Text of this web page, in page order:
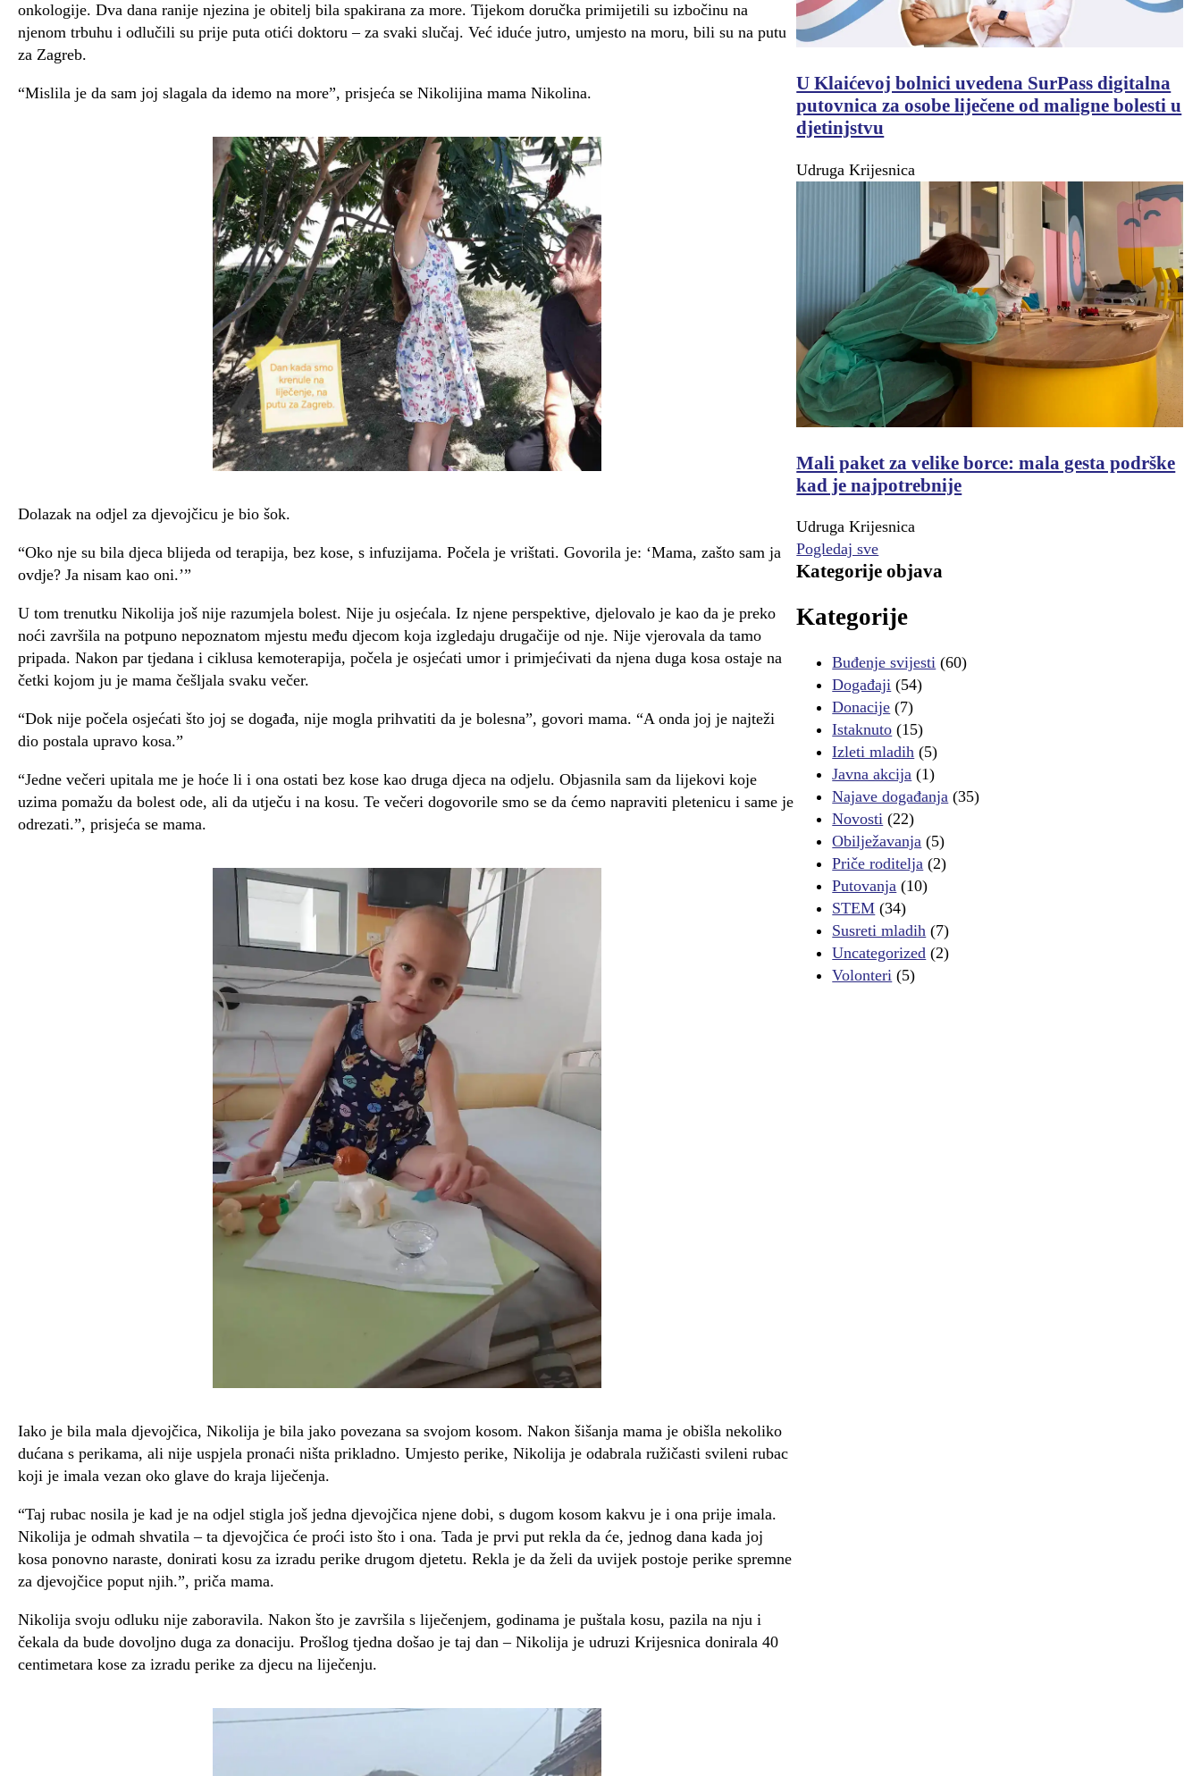
onkologije. Dva dana ranije njezina je obitelj bila spakirana za more. Tijekom doručka primijetili su izbočinu na
njenom trbuhu i odlučili su prije puta otići doktoru – za svaki slučaj. Već iduće jutro, umjesto na moru, bili su na putu
za Zagreb.
“Mislila je da sam joj slagala da idemo na more”, prisjeća se Nikolijina mama Nikolina.
Dolazak na odjel za djevojčicu je bio šok.
“Oko nje su bila djeca blijeda od terapija, bez kose, s infuzijama. Počela je vrištati. Govorila je: ‘Mama, zašto sam ja
ovdje? Ja nisam kao oni.’”
U tom trenutku Nikolija još nije razumjela bolest. Nije ju osjećala. Iz njene perspektive, djelovalo je kao da je preko
noći završila na potpuno nepoznatom mjestu među djecom koja izgledaju drugačije od nje. Nije vjerovala da tamo
pripada. Nakon par tjedana i ciklusa kemoterapija, počela je osjećati umor i primjećivati da njena duga kosa ostaje na
četki kojom ju je mama češljala svaku večer.
“Dok nije počela osjećati što joj se događa, nije mogla prihvatiti da je bolesna”, govori mama. “A onda joj je najteži
dio postala upravo kosa.”
“Jedne večeri upitala me je hoće li i ona ostati bez kose kao druga djeca na odjelu. Objasnila sam da lijekovi koje
uzima pomažu da bolest ode, ali da utječu i na kosu. Te večeri dogovorile smo se da ćemo napraviti pletenicu i same je
odrezati.”, prisjeća se mama.
Iako je bila mala djevojčica, Nikolija je bila jako povezana sa svojom kosom. Nakon šišanja mama je obišla nekoliko
dućana s perikama, ali nije uspjela pronaći ništa prikladno. Umjesto perike, Nikolija je odabrala ružičasti svileni rubac
koji je imala vezan oko glave do kraja liječenja.
“Taj rubac nosila je kad je na odjel stigla još jedna djevojčica njene dobi, s dugom kosom kakvu je i ona prije imala.
Nikolija je odmah shvatila – ta djevojčica će proći isto što i ona. Tada je prvi put rekla da će, jednog dana kada joj
kosa ponovno naraste, donirati kosu za izradu perike drugom djetetu. Rekla je da želi da uvijek postoje perike spremne
za djevojčice poput njih.”, priča mama.
Nikolija svoju odluku nije zaboravila. Nakon što je završila s liječenjem, godinama je puštala kosu, pazila na nju i
čekala da bude dovoljno duga za donaciju. Prošlog tjedna došao je taj dan – Nikolija je udruzi Krijesnica donirala 40
centimetara kose za izradu perike za djecu na liječenju.
U Klaićevoj bolnici uvedena SurPass digitalna
putovnica za osobe liječene od maligne bolesti u
djetinjstvu
Udruga Krijesnica
Mali paket za velike borce: mala gesta podrške
kad je najpotrebnije
Udruga Krijesnica
Pogledaj sve
Kategorije objava
Kategorije
Buđenje svijesti (60)
Događaji (54)
Donacije (7)
Istaknuto (15)
Izleti mladih (5)
Javna akcija (1)
Najave događanja (35)
Novosti (22)
Obilježavanja (5)
Priče roditelja (2)
Putovanja (10)
STEM (34)
Susreti mladih (7)
Uncategorized (2)
Volonteri (5)